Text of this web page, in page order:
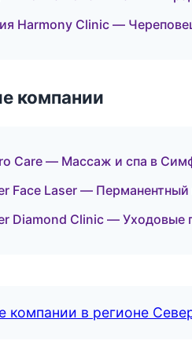
Harmony Clinic —
компании
Care — Массаж и спа в
Face Laser —
Diamond Clinic — Уходовые
компании в регионе